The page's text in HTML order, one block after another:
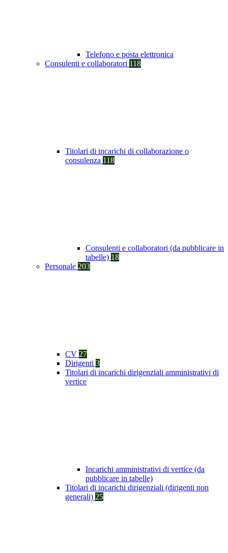
Telefono e posta elettronica
Consulenti e collaboratori 118
Titolari di incarichi di collaborazione o
consulenza 118
Consulenti e collaboratori (da pubblicare in
tabelle) 18
Personale 203
CV 27
Dirigenti 3
Titolari di incarichi dirigenziali amministrativi di
vertice
Incarichi amministrativi di vertice (da
pubblicare in tabelle)
Titolari di incarichi dirigenziali (dirigenti non
generali) 25